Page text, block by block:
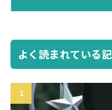
よく読まれている